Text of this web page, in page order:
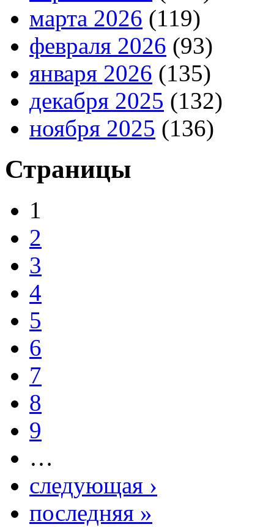
марта 2026 (119)
февраля 2026 (93)
января 2026 (135)
декабря 2025 (132)
ноября 2025 (136)
Страницы
1
2
3
4
5
6
7
8
9
…
следующая ›
последняя »